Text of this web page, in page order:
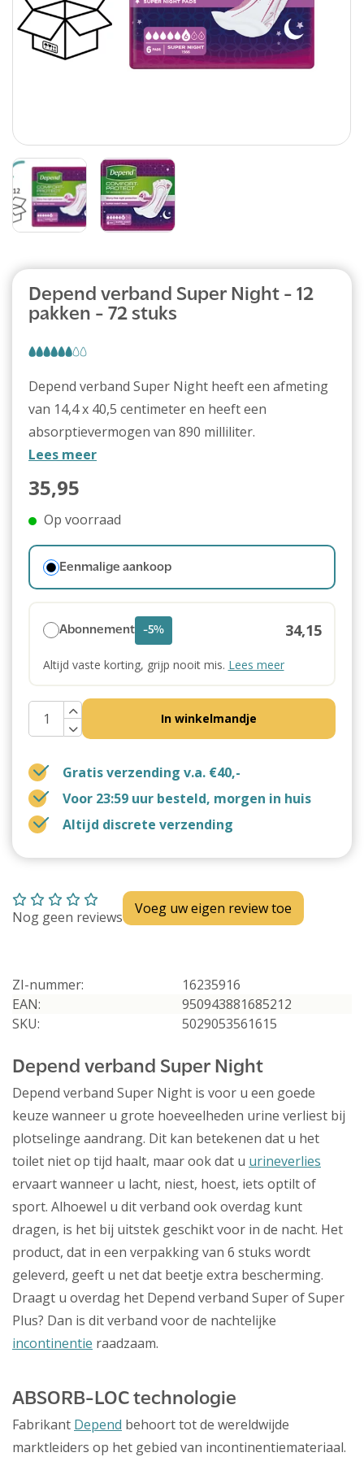
Abonnement
Depend verband Super Night - 12
pakken - 72 stuks
Depend verband Super Night heeft een afmeting
van 14,4 x 40,5 centimeter en heeft een
absorptievermogen van 890 milliliter.
Lees meer
35,95
Op voorraad
Eenmalige aankoop
Abonnement -5% 34,15
Altijd vaste korting, grijp nooit mis. Lees meer
In winkelmandje
Gratis verzending v.a. €40,-
Voor 23:59 uur besteld, morgen in huis
Altijd discrete verzending
Nog geen reviews Voeg uw eigen review toe
ZI-nummer:
16235916
EAN:
950943881685212
SKU:
5029053561615
Depend verband Super Night
Depend verband Super Night is voor u een goede
keuze wanneer u grote hoeveelheden urine verliest bij
plotselinge aandrang. Dit kan betekenen dat u het
toilet niet op tijd haalt, maar ook dat u urineverlies
ervaart wanneer u lacht, niest, hoest, iets optilt of
sport. Alhoewel u dit verband ook overdag kunt
dragen, is het bij uitstek geschikt voor in de nacht. Het
product, dat in een verpakking van 6 stuks wordt
geleverd, geeft u net dat beetje extra bescherming.
Draagt u overdag het Depend verband Super of Super
Plus? Dan is dit verband voor de nachtelijke
incontinentie raadzaam.
ABSORB-LOC technologie
Fabrikant Depend behoort tot de wereldwijde
marktleiders op het gebied van incontinentiemateriaal.